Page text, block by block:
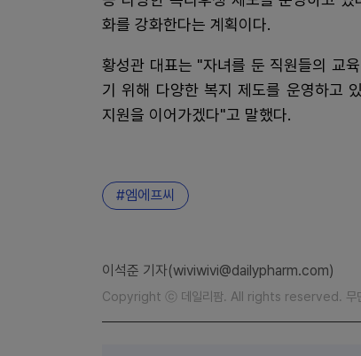
화를 강화한다는 계획이다.
황성관 대표는 "자녀를 둔 직원들의 교
기 위해 다양한 복지 제도를 운영하고
지원을 이어가겠다"고 말했다.
엠에프씨
이석준 기자(wiviwivi@dailypharm.com)
Copyright ⓒ 데일리팜. All rights reserved. 무단